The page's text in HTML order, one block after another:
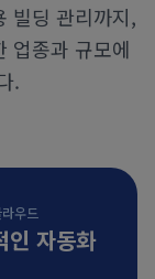
빌딩 관리까지,
업종과 규모에
.
우드
인 자동화